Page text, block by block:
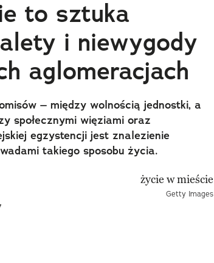
to sztuka
i niewygody
aglomeracjach
– między wolnością jednostki, a
społecznymi więziami oraz
egzystencji jest znalezienie
takiego sposobu życia.
Getty Images